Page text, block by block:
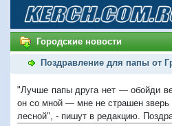
Городские новости
Поздравление для папы от
"Лучше папы друга нет — обойди
он со мной — мне не страшен зверь
лесной", - пишут в редакцию.